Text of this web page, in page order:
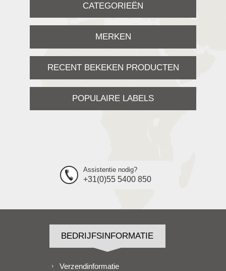
CATEGORIEËN
MERKEN
RECENT BEKEKEN PRODUCTEN
POPULAIRE LABELS
Assistentie nodig?
+31(0)55 5400 850
BEDRIJFSINFORMATIE
Verzendinformatie